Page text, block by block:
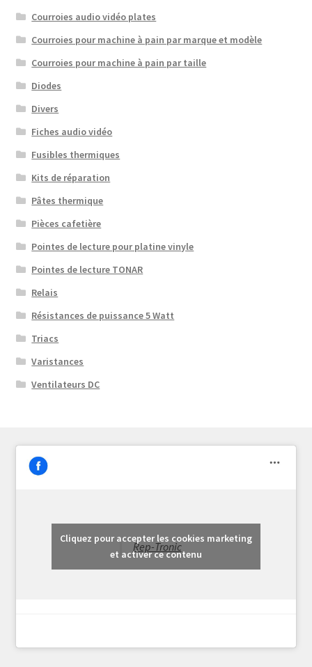
Courroies audio vidéo plates
Courroies pour machine à pain par marque et modèle
Courroies pour machine à pain par taille
Diodes
Divers
Fiches audio vidéo
Fusibles thermiques
Kits de réparation
Pâtes thermique
Pièces cafetière
Pointes de lecture pour platine vinyle
Pointes de lecture TONAR
Relais
Résistances de puissance 5 Watt
Triacs
Varistances
Ventilateurs DC
Rep-Tronic
Cliquez pour accepter les cookies marketing
et activer ce contenu